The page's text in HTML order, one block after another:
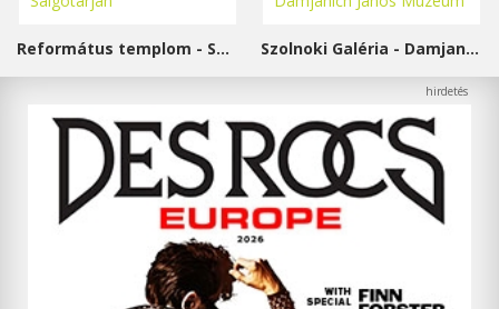
Református templom - Salgótarján Szolnoki Galéria - Damjanich János Múzeum